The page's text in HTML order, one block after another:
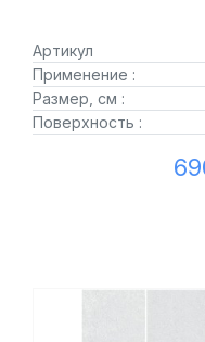
Артикул
Применение :
Размер, см :
Поверхность :